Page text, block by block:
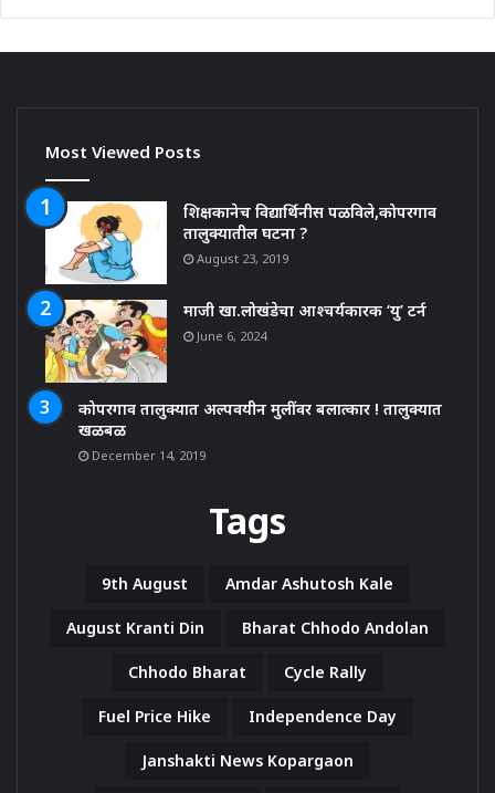
Most Viewed Posts
शिक्षकानेच विद्यार्थिनीस पळविले,कोपरगाव
तालुक्यातील घटना ?
August 23, 2019
माजी खा.लोखंडेचा आश्चर्यकारक ‘यु’ टर्न
June 6, 2024
कोपरगाव तालुक्यात अल्पवयीन मुलींवर बलात्कार ! तालुक्यात
खळबळ
December 14, 2019
Tags
9th August Amdar Ashutosh Kale
August Kranti Din Bharat Chhodo Andolan
Chhodo Bharat Cycle Rally
Fuel Price Hike Independence Day
Janshakti News Kopargaon